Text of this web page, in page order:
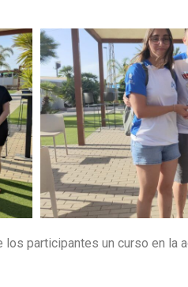
participantes un curso en la